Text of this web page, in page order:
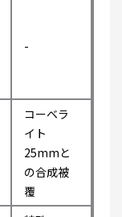
-
コーベラ
イト
25mmと
の合成被
覆